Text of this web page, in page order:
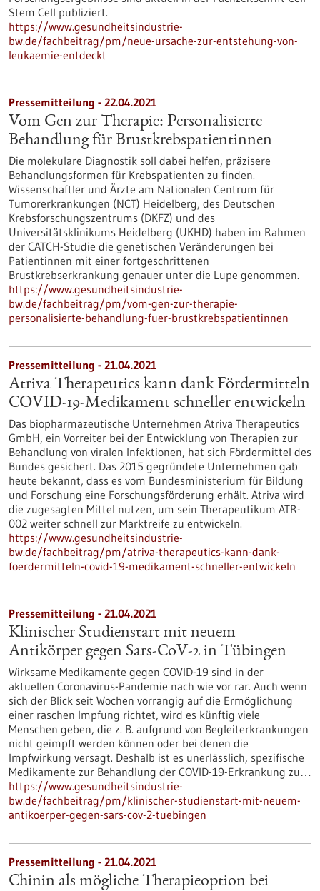
Stem Cell publiziert.
https://www.gesundheitsindustrie-
bw.de/fachbeitrag/pm/neue-ursache-zur-entstehung-von-
leukaemie-entdeckt
Pressemitteilung - 22.04.2021
Vom Gen zur Therapie: Personalisierte
Behandlung für Brustkrebspatientinnen
Die molekulare Diagnostik soll dabei helfen, präzisere
Behandlungsformen für Krebspatienten zu finden.
Wissenschaftler und Ärzte am Nationalen Centrum für
Tumorerkrankungen (NCT) Heidelberg, des Deutschen
Krebsforschungszentrums (DKFZ) und des
Universitätsklinikums Heidelberg (UKHD) haben im Rahmen
der CATCH-Studie die genetischen Veränderungen bei
Patientinnen mit einer fortgeschrittenen
Brustkrebserkrankung genauer unter die Lupe genommen.
https://www.gesundheitsindustrie-
bw.de/fachbeitrag/pm/vom-gen-zur-therapie-
personalisierte-behandlung-fuer-brustkrebspatientinnen
Pressemitteilung - 21.04.2021
Atriva Therapeutics kann dank Fördermitteln
COVID-19-Medikament schneller entwickeln
Das biopharmazeutische Unternehmen Atriva Therapeutics
GmbH, ein Vorreiter bei der Entwicklung von Therapien zur
Behandlung von viralen Infektionen, hat sich Fördermittel des
Bundes gesichert. Das 2015 gegründete Unternehmen gab
heute bekannt, dass es vom Bundesministerium für Bildung
und Forschung eine Forschungsförderung erhält. Atriva wird
die zugesagten Mittel nutzen, um sein Therapeutikum ATR-
002 weiter schnell zur Marktreife zu entwickeln.
https://www.gesundheitsindustrie-
bw.de/fachbeitrag/pm/atriva-therapeutics-kann-dank-
foerdermitteln-covid-19-medikament-schneller-entwickeln
Pressemitteilung - 21.04.2021
Klinischer Studienstart mit neuem
Antikörper gegen Sars-CoV-2 in Tübingen
Wirksame Medikamente gegen COVID-19 sind in der
aktuellen Coronavirus-Pandemie nach wie vor rar. Auch wenn
sich der Blick seit Wochen vorrangig auf die Ermöglichung
einer raschen Impfung richtet, wird es künftig viele
Menschen geben, die z. B. aufgrund von Begleiterkrankungen
nicht geimpft werden können oder bei denen die
Impfwirkung versagt. Deshalb ist es unerlässlich, spezifische
Medikamente zur Behandlung der COVID-19-Erkrankung zu…
https://www.gesundheitsindustrie-
bw.de/fachbeitrag/pm/klinischer-studienstart-mit-neuem-
antikoerper-gegen-sars-cov-2-tuebingen
Pressemitteilung - 21.04.2021
Chinin als mögliche Therapieoption bei